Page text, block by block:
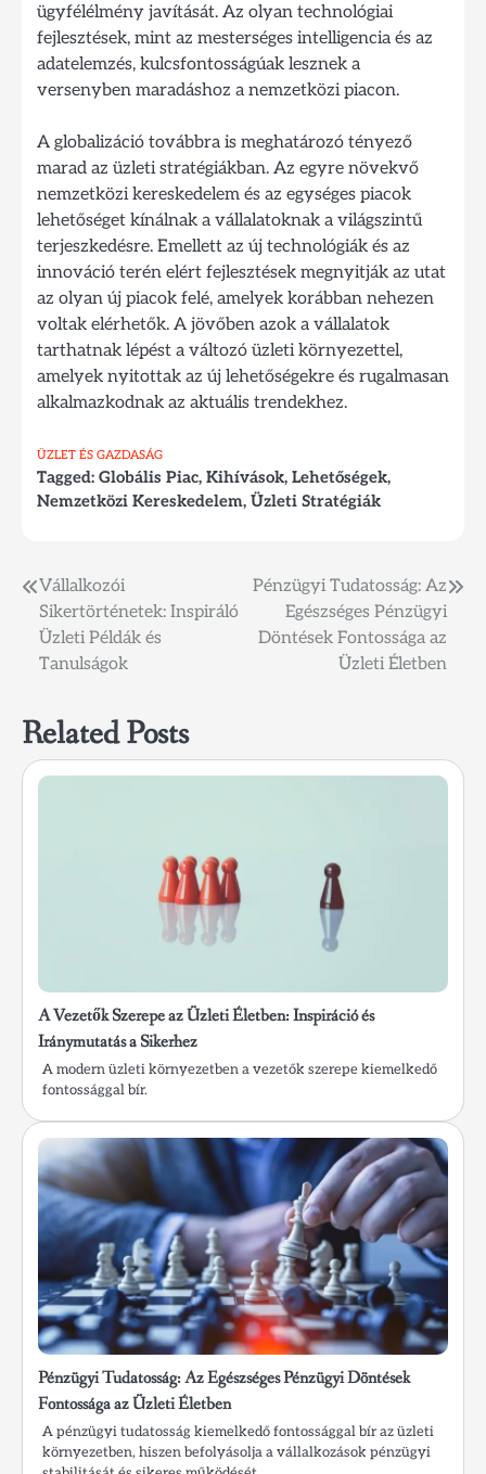
ügyfélélmény javítását. Az olyan technológiai
fejlesztések, mint az mesterséges intelligencia és az
adatelemzés, kulcsfontosságúak lesznek a
versenyben maradáshoz a nemzetközi piacon.
A globalizáció továbbra is meghatározó tényező
marad az üzleti stratégiákban. Az egyre növekvő
nemzetközi kereskedelem és az egységes piacok
lehetőséget kínálnak a vállalatoknak a világszintű
terjeszkedésre. Emellett az új technológiák és az
innováció terén elért fejlesztések megnyitják az utat
az olyan új piacok felé, amelyek korábban nehezen
voltak elérhetők. A jövőben azok a vállalatok
tarthatnak lépést a változó üzleti környezettel,
amelyek nyitottak az új lehetőségekre és rugalmasan
alkalmazkodnak az aktuális trendekhez.
ÜZLET ÉS GAZDASÁG
Tagged: Globális Piac, Kihívások, Lehetőségek,
Nemzetközi Kereskedelem, Üzleti Stratégiák
Bejegyzés
navigáció
Vállalkozói
Sikertörténetek: Inspiráló
Üzleti Példák és
Tanulságok
Pénzügyi Tudatosság: Az
Egészséges Pénzügyi
Döntések Fontossága az
Üzleti Életben
Related Posts
A Vezetők Szerepe az Üzleti Életben: Inspiráció és
Iránymutatás a Sikerhez
A modern üzleti környezetben a vezetők szerepe kiemelkedő
fontossággal bír.
Pénzügyi Tudatosság: Az Egészséges Pénzügyi Döntések
Fontossága az Üzleti Életben
A pénzügyi tudatosság kiemelkedő fontossággal bír az üzleti
környezetben, hiszen befolyásolja a vállalkozások pénzügyi